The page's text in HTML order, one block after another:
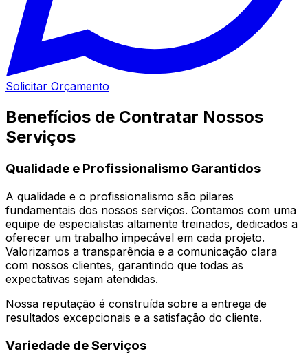
Solicitar Orçamento
Benefícios de Contratar Nossos
Serviços
Qualidade e Profissionalismo Garantidos
A qualidade e o profissionalismo são pilares
fundamentais dos nossos serviços. Contamos com uma
equipe de especialistas altamente treinados, dedicados a
oferecer um trabalho impecável em cada projeto.
Valorizamos a transparência e a comunicação clara
com nossos clientes, garantindo que todas as
expectativas sejam atendidas.
Nossa reputação é construída sobre a entrega de
resultados excepcionais e a satisfação do cliente.
Variedade de Serviços